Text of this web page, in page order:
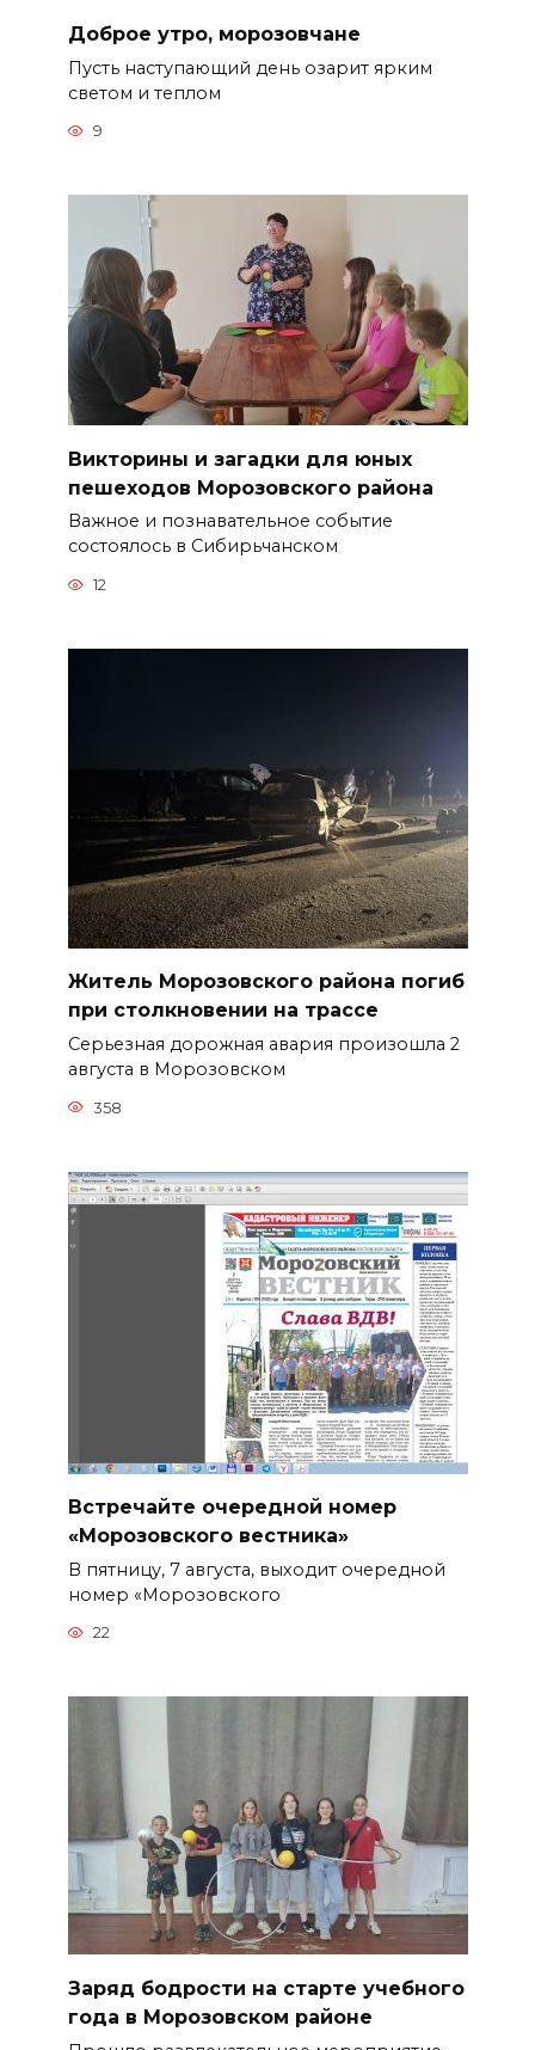
Доброе утро, морозовчане
Пусть наступающий день озарит ярким
светом и теплом
9
Викторины и загадки для юных
пешеходов Морозовского района
Важное и познавательное событие
состоялось в Сибирьчанском
12
Житель Морозовского района погиб
при столкновении на трассе
Серьезная дорожная авария произошла 2
августа в Морозовском
358
Встречайте очередной номер
«Морозовского вестника»
В пятницу, 7 августа, выходит очередной
номер «Морозовского
22
Заряд бодрости на старте учебного
года в Морозовском районе